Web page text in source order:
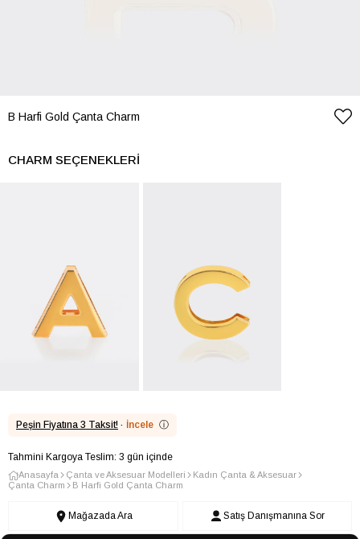
B Harfi Gold Çanta Charm
CHARM SEÇENEKLERI
Peşin Fiyatına 3 Taksit! · İncele ⓘ
Tahmini Kargoya Teslim: 3 gün içinde
Anasayfa Çanta ve Aksesuar Modelleri
Kadın Çanta & Aksesuar
Çanta Charm
B Harfi Gold Çanta Charm
Mağazada Ara Satış Danışmanına Sor